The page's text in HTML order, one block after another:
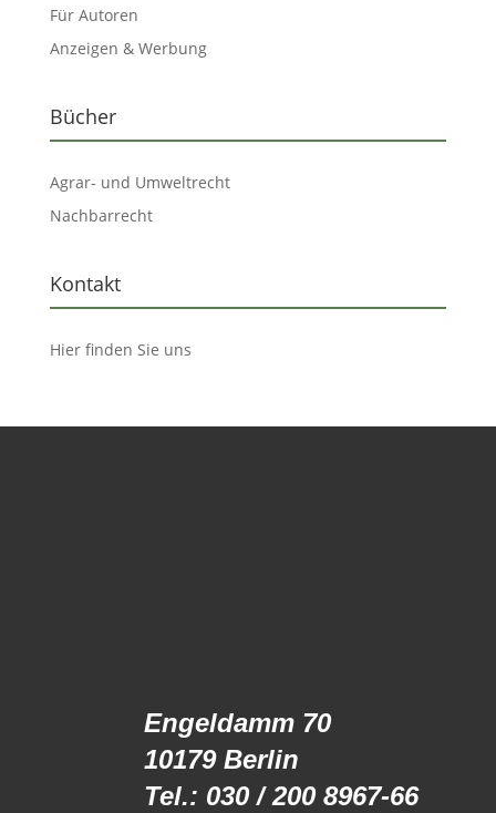
Für Autoren
Anzeigen & Werbung
Bücher
Agrar- und Umweltrecht
Nachbarrecht
Kontakt
Hier finden Sie uns
Engeldamm 70
10179 Berlin
Tel.: 030 / 200 8967-66